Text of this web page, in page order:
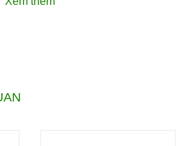
trẻo, mạnh mẽ